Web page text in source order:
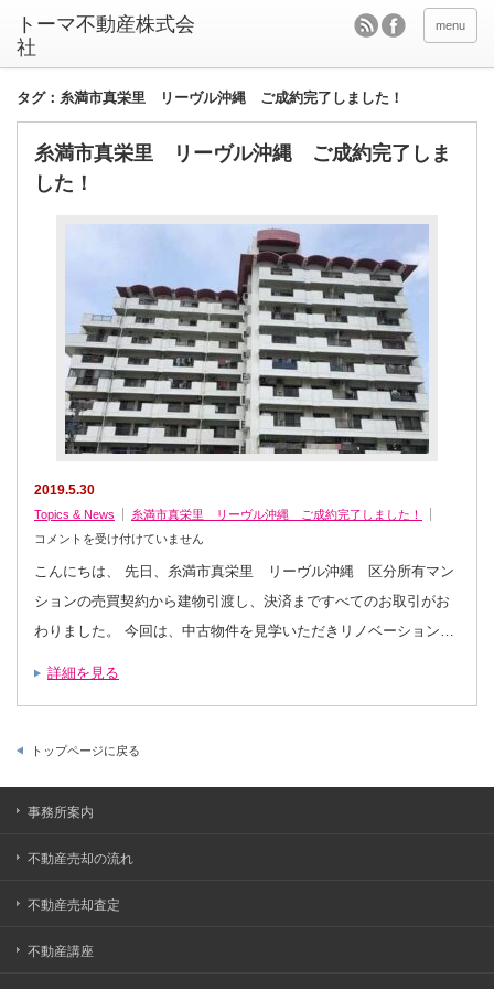
menu
タグ：糸満市真栄里 リーヴル沖縄 ご成約完了しました！
糸満市真栄里 リーヴル沖縄 ご成約完了しま
した！
2019.5.30
Topics & News
糸満市真栄里 リーヴル沖縄 ご成約完了しました！
糸
市
真
里
ー
沖
縄
成
了
し
た！
は
コメントを受け付けていません
こんにちは、 先日、糸満市真栄里 リーヴル沖縄 区分所有マン
ションの売買契約から建物引渡し、決済まですべてのお取引がお
わりました。 今回は、中古物件を見学いただきリノベーション…
詳細を見る
トップページに戻る
事務所案内
不動産売却の流れ
不動産売却査定
不動産講座